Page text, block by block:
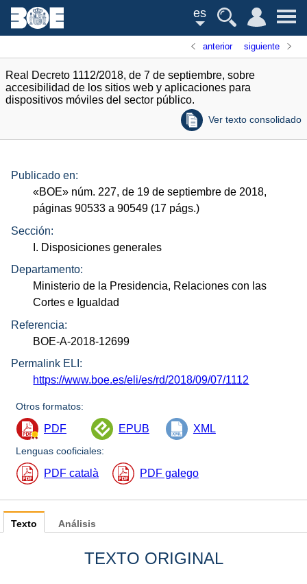
es
anterior siguiente
Real Decreto 1112/2018, de 7 de septiembre, sobre
accesibilidad de los sitios web y aplicaciones para
dispositivos móviles del sector público.
Ver texto consolidado
Publicado en:
«BOE» núm. 227, de 19 de septiembre de 2018,
páginas 90533 a 90549 (17 págs.)
Sección:
I. Disposiciones generales
Departamento:
Ministerio de la Presidencia, Relaciones con las
Cortes e Igualdad
Referencia:
BOE-A-2018-12699
Permalink ELI:
https://www.boe.es/eli/es/rd/2018/09/07/1112
Otros formatos:
PDF EPUB XML
Lenguas cooficiales:
PDF català PDF galego
Texto
TEXTO ORIGINAL
Análisis